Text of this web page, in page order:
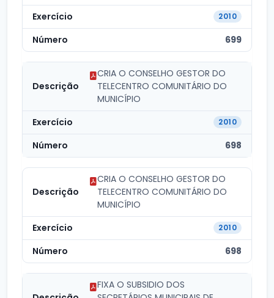
2010
699
CRIA O CONSELHO GESTOR DO
TELECENTRO COMUNITÁRIO DO
MUNICÍPIO
2010
698
CRIA O CONSELHO GESTOR DO
TELECENTRO COMUNITÁRIO DO
MUNICÍPIO
2010
698
FIXA O SUBSIDIO DOS